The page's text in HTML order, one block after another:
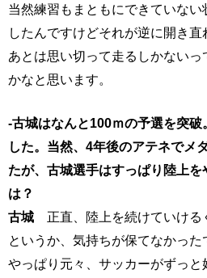
当然練習もまともにできていな
したんですけどそれが逆に開き直
あとは思い切って走るしかない
かなと思います。
-古城はなんと100ｍの予選を突
した。当然、4年後のアテネでメ
たが、古城選手はすっぱり陸上
は？
古城 正直、陸上を続けていける
というか、気持ちが保てなかった
やっぱり元々、サッカーがずっと